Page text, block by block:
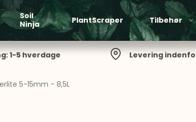
Soil
Ninja
PlantScraper Tilbehør
1-5 hverdage Levering
5-15mm - 8,5L